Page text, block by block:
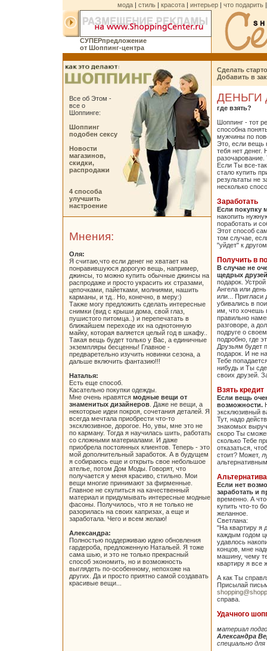
мода | стиль | красота | интерьер | что подарить
CУПЕРпредложение
от Шоппинг-центра
Все об Этом -
все о
Шоппинге:
Шоппинг
подобен сексу
Новости
магазинов,
скидки,
распродажи
4 способа
улучшить
настроение
Мнения:
Оля:
Я считаю,что если денег не хватает на
понравившуюся дорогую вещь, например,
джинсы, то можно купить обычные джинсы на
распродаже и просто украсить их стразами,
цепочками, пайетками, молниями, нашить
карманы, и тд.. Но, конечно, в меру:)
Также могу предложить сделать интересные
снимки (вид с крыши дома, свой глаз,
пушистого питомца..) и перепечатать в
ближайшем переходе их на однотонную
майку, которая валяется целый год в шкафу..
Такая вещь будет только у Вас, а единичные
экземпляры бесценны! Главное -
предваретельно изучить новинки сезона, а
дальше включить фантазию!!!
Наталья:
Есть еще способ.
Касательно покупки одежды.
Мне очень нравятся модные вещи от
знаменитых дизайнеров . Даже не вещи, а
некоторые идеи покроя, сочетания деталей. Я
всегда мечтала приобрести что-то
эксклюзивное, дорогое. Но, увы, мне это не
по карману. Тогда я научилась шить, работать
со сложными материалами. И даже
приобрела постоянных клиентов. Теперь - это
мой дополнительный заработок. А в будущем
я собираюсь еще и открыть свое небольшое
ателье, потом Дом Моды. Говорят, что
получается у меня красиво, стильно. Мои
вещи многие принимают за фирменные.
Главное не скупиться на качественный
материал и придумывать интересные модные
фасоны. Получилось, что я не только не
разорилась на своих капризах, а еще и
заработала. Чего и всем желаю!
Александра:
Полностью поддерживаю идею обновления
гардероба, предложенную Натальей. Я тоже
сама шью, и это не только прекрасный
способ экономить, но и возможность
выглядеть по-особенному, непохоже на
других. Да и просто приятно самой создавать
красивые вещи...
Сделать
Добавить в
ДЕНЬГИ
где взять?
Шоппинг - тот
способна
мужчины по
Это, если вещь
тебя нет
Если Ты все-
стало купить
результаты не
несколько
Заработать
Если покупку
накопить
поработать и
Этот способ
том случае,
"уйдет" к
Получить в
В случае не
щедрых
подарок.
Ангела или
или... Пригласи
убивались в
им, что хочешь
правильно
разговоре, а
подруге о
подробно, где
Друзьям будет
подарок. И не
Тебе
нибудь и Ты
своих друзей.
Взять кредит
Если вещь
возможности.
эксклюзивный
Тут, надо
знакомых
скоро Ты
сколько Тебе
отказаться,
стоит? Может,
Альтернатива
Если нет
заработать и
временно. А
купить что-то
желанное.
Светлана:
"На квартиру я
каждым годом
удавлось
концов, мне
машину, чему
квартиру я все
А как Ты
Присылай
справа.
Удачного
материал
Александра
специально